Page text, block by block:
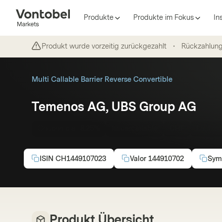
Produkte Produkte im Fokus
Produkt wurde vorzeitig zurückgezahlt ・
Multi Callable Barrier Reverse Convertible
Temenos AG, UBS Group AG
ISIN CH1449107023 Valor 144910702